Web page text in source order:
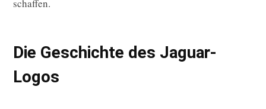
schaffen.
Die Geschichte des Jaguar-
Logos